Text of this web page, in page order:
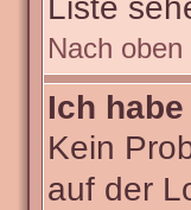
Nach oben
Ich
Kein
auf der